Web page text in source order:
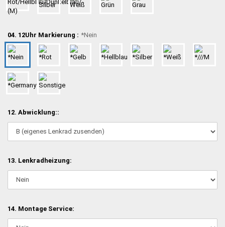
04. 12Uhr Markierung : *Nein
12. Abwicklung::
13. Lenkradheizung:
14. Montage Service: